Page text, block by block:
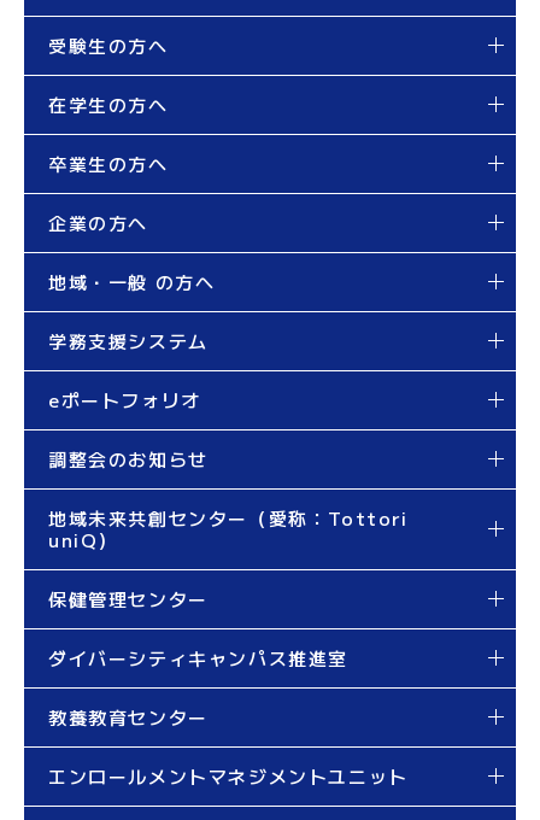
受験生の方へ
在学生の方へ
卒業生の方へ
企業の方へ
地域・一般 の方へ
学務支援システム
eポートフォリオ
調整会のお知らせ
地域未来共創センター（愛称：Tottori
uniQ）
保健管理センター
ダイバーシティキャンパス推進室
教養教育センター
エンロールメントマネジメントユニット